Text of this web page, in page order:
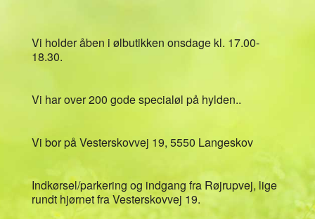
Vi holder åben i ølbutikken onsdage kl. 17.00-
18.30.
Vi har over 200 gode specialøl på hylden..
Vi bor på Vesterskovvej 19, 5550 Langeskov
Indkørsel/parkering og indgang fra Røjrupvej, lige
rundt hjørnet fra Vesterskovvej 19.